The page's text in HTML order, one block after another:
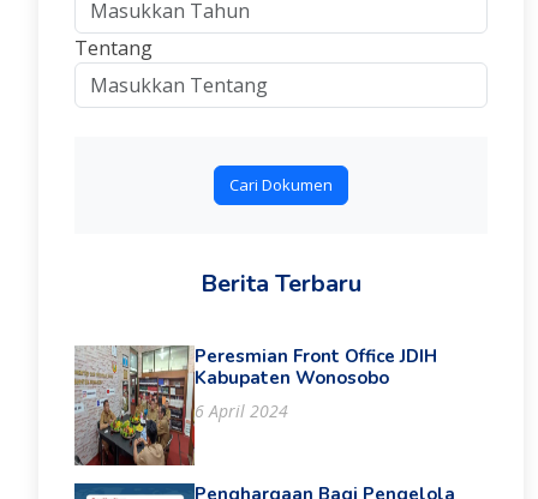
Tentang
Cari Dokumen
Berita Terbaru
Peresmian Front Office JDIH
Kabupaten Wonosobo
6 April 2024
Penghargaan Bagi Pengelola